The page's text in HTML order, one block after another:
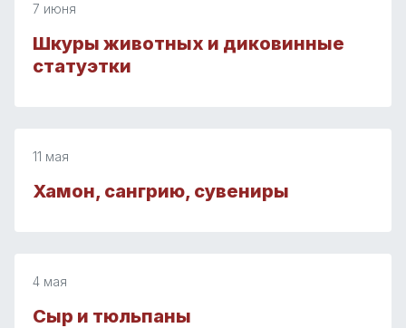
7 июня
Шкуры животных и диковинные
статуэтки
11 мая
Хамон, сангрию, сувениры
4 мая
Сыр и тюльпаны